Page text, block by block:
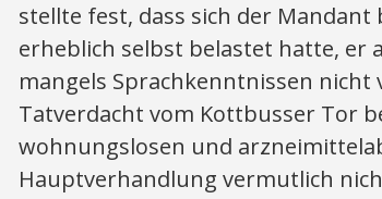
stellte fest, dass sich der
erheblich selbst belastet hatte, er
mangels Sprachkenntnissen
Tatverdacht vom Kottbusser Tor
wohnungslosen und
Hauptverhandlung vermutlich